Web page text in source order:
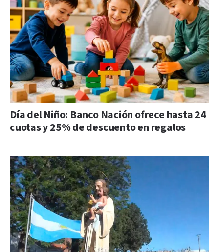
Día del Niño: Banco Nación ofrece hasta 24
cuotas y 25% de descuento en regalos